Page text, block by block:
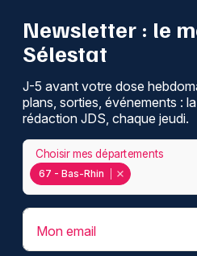
Newsletter : le
Sélestat
J-5 avant votre dose
plans, sorties, événements :
rédaction JDS, chaque jeudi.
67 - Bas-Rhin
Choisir mes départements
Mon email